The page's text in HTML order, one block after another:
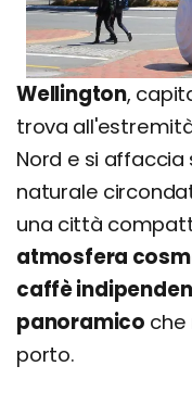
Wellington,
trova
Nord e si affaccia
naturale
una città
atmosfera
caffè
panoramico che
porto.